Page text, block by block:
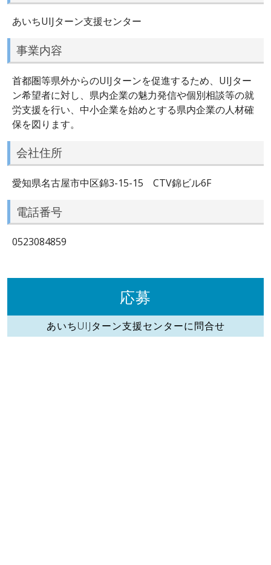
あいちUIJターン支援センター
事業内容
首都圏等県外からのUIJターンを促進するため、UIJター
ン希望者に対し、県内企業の魅力発信や個別相談等の就
労支援を行い、中小企業を始めとする県内企業の人材確
保を図ります。
会社住所
愛知県名古屋市中区錦3-15-15 CTV錦ビル6F
電話番号
0523084859
応募
あいちUIJターン支援センターに問合せ